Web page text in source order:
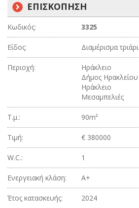
ΕΠΙΣΚΟΠΗΣΗ
Κωδικός: 3325
Είδος: Διαμέρισμα τριάρι
Περιοχή:
Ηράκλειο
Δήμος Ηρακλείου
Ηράκλειο
Μεσαμπελιές
Τ.μ.: 90m²
Τιμή: € 380000
W.C.: 1
Ενεργειακή κλάση: Α+
Έτος κατασκευής: 2024